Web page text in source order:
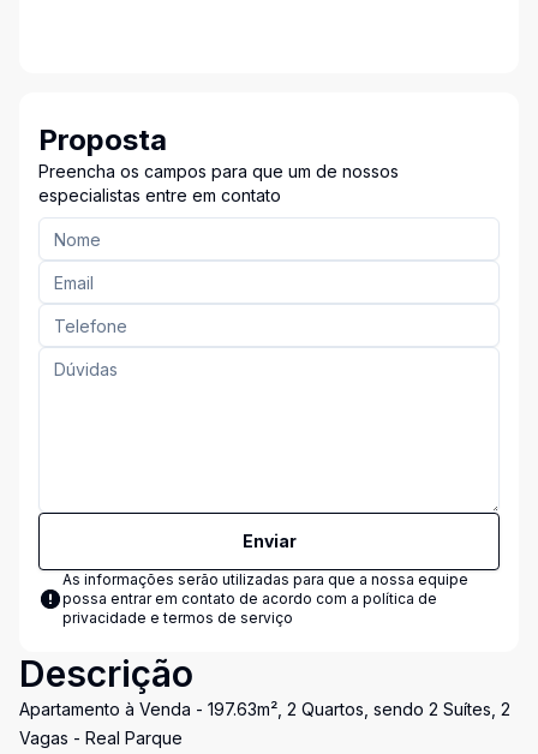
Proposta
Preencha os campos para que um de nossos
especialistas entre em contato
Enviar
As informações serão utilizadas para que a nossa equipe
possa entrar em contato de acordo com a política de
privacidade e termos de serviço
Descrição
Apartamento à Venda - 197.63m², 2 Quartos, sendo 2 Suítes, 2
Vagas - Real Parque